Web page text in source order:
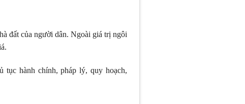
đất của người dân. Ngoài giá trị ngôi
tục hành chính, pháp lý, quy hoạch,